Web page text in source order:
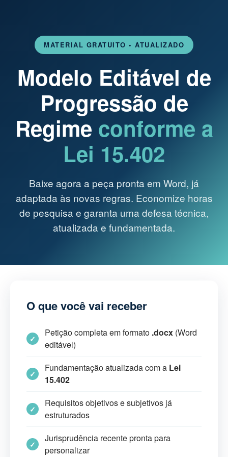
MATERIAL GRATUITO • ATUALIZADO
Modelo Editável de
Progressão de
Regime conforme a
Lei 15.402
Baixe agora a peça pronta em Word, já
adaptada às novas regras. Economize horas
de pesquisa e garanta uma defesa técnica,
atualizada e fundamentada.
O que você vai receber
Petição completa em formato .docx (Word
editável)
Fundamentação atualizada com a Lei
15.402
Requisitos objetivos e subjetivos já
estruturados
Jurisprudência recente pronta para
personalizar